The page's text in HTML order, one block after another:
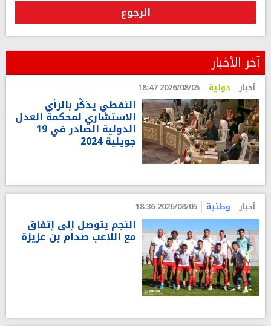
الرجوع
آخر الأخبار
أخبار دولية 2026/08/05 18:47
النفطي يذكّر بالرأي
الاستشاري لمحكمة العدل
الدولية الصادر في 19
جويلية 2024
أخبار وطنية 2026/08/05 18:36
النجم يتوصل إلى إتفاق
مع اللاعب صدام بن عزيزة